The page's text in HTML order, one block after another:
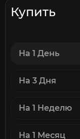
Купить
На 1 День
На 3 Дня
На 1 Неделю
На 1 Месяц